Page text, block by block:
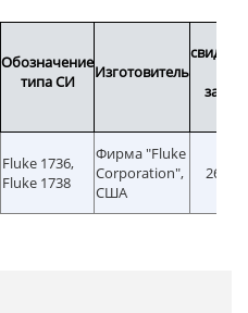
Обозначение
типа СИ
Изготовитель
Fluke 1736,
Fluke 1738
Фирма "Fluke
Corporation",
США